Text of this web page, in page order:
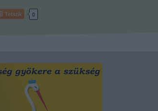
Tetszik 0